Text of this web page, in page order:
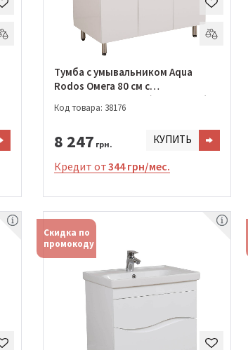
Тумба с умывальником Aqua
Rodos Омега 80 см с
умывальником Elit (ОР0002542)
Код товара: 38176
8 247 грн. КУПИТЬ
Кредит от344 грн/мес.
Скидка по
промокоду